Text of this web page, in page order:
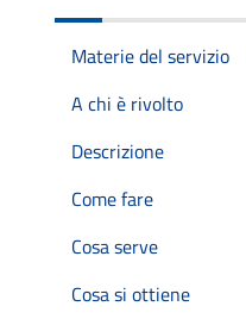
Materie del servizio
A chi è rivolto
Descrizione
Come fare
Cosa serve
Cosa si ottiene